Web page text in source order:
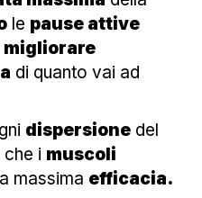
le pause attive
migliorare
di quanto vai ad
dispersione del
che i muscoli
massima efficacia.